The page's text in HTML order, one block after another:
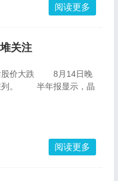
阅读更多
关注
价大跌 8月14日晚
在列。 半年报显示，晶
阅读更多